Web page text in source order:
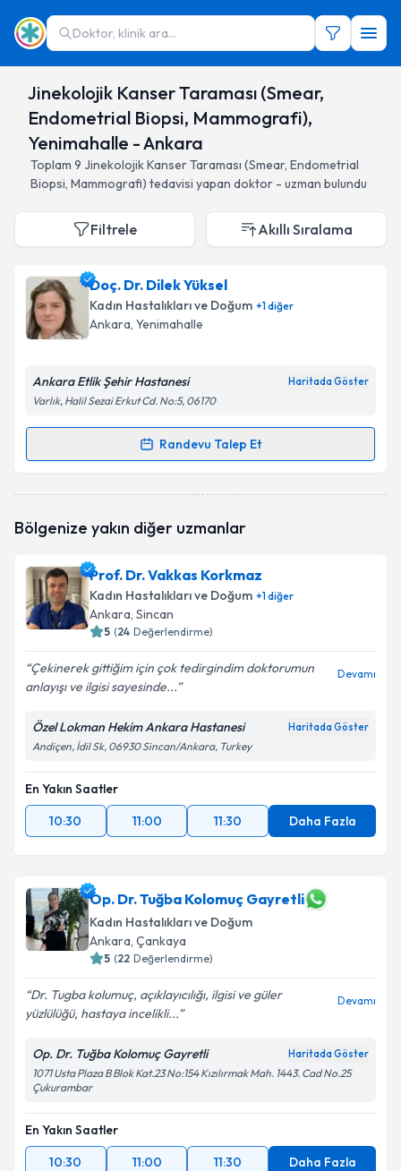
Doktor, klinik ara...
Jinekolojik Kanser Taraması (Smear,
Endometrial Biopsi, Mammografi),
Yenimahalle - Ankara
Toplam 9 Jinekolojik Kanser Taraması (Smear, Endometrial
Biopsi, Mammografi) tedavisi yapan doktor - uzman bulundu
Filtrele Akıllı Sıralama
Doç. Dr. Dilek Yüksel
Kadın Hastalıkları ve Doğum +1diğer
Ankara, Yenimahalle
Ankara Etlik Şehir Hastanesi Haritada Göster
Varlık, Halil Sezai Erkut Cd. No:5, 06170
Randevu Talep Et
Randevu Takvimi Talebi
oluşturun. Size bu uzmandan randevu almanız için bir
E-posta Adresiniz
Kişisel verilerimin işlenmesine ilişkinAydınlatma
Metni'ni okudum ve kişisel verilerimin belirtilen
Bölgenize yakın diğer uzmanlar
Prof. Dr. Vakkas Korkmaz
Kadın Hastalıkları ve Doğum +1diğer
Ankara, Sincan
5 (24 Değerlendirme)
Çekinerek gittiğim için çok tedirgindim doktorumun
anlayışı ve ilgisi sayesinde...
Devamı
Özel Lokman Hekim Ankara Hastanesi Haritada Göster
Andiçen, İdil Sk, 06930 Sincan/Ankara, Turkey
En Yakın Saatler
10:30
11:00 11:30 Daha Fazla
Op. Dr. Tuğba Kolomuç Gayretli
Kadın Hastalıkları ve Doğum
Ankara, Çankaya
5 (22 Değerlendirme)
Dr. Tugba kolumuç, açıklayıcılığı, ilgisi ve güler
yüzlülüğü, hastaya incelikli...
Devamı
Op. Dr. Tuğba Kolomuç Gayretli Haritada Göster
1071 Usta Plaza B Blok Kat.23 No:154 Kızılırmak Mah. 1443. Cad No.25
Çukurambar
En Yakın Saatler
10:30
11:00 11:30 Daha Fazla